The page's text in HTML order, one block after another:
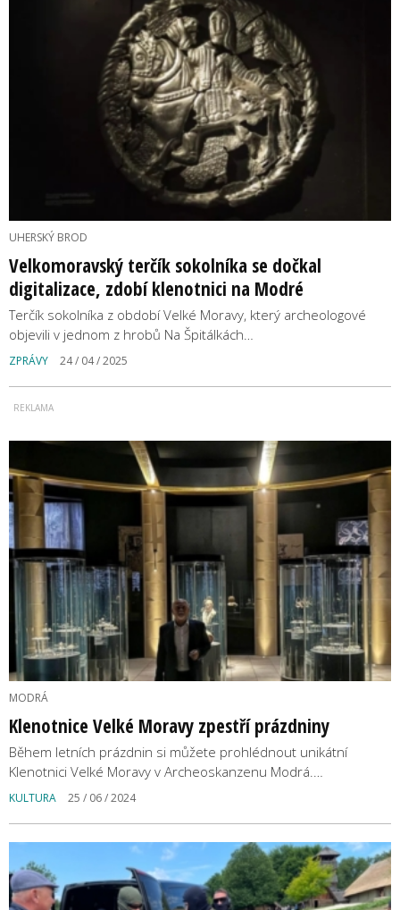
UHERSKÝ BROD
Velkomoravský terčík sokolníka se dočkal
digitalizace, zdobí klenotnici na Modré
Terčík sokolníka z období Velké Moravy, který archeologové
objevili v jednom z hrobů Na Špitálkách…
ZPRÁVY 24 / 04 / 2025
MODRÁ
Klenotnice Velké Moravy zpestří prázdniny
Během letních prázdnin si můžete prohlédnout unikátní
Klenotnici Velké Moravy v Archeoskanzenu Modrá.…
KULTURA 25 / 06 / 2024